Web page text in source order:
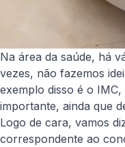
Na área da saúde, há
vezes, não fazemos
exemplo disso é o
importante, ainda que
Logo de cara, vamos
correspondente ao